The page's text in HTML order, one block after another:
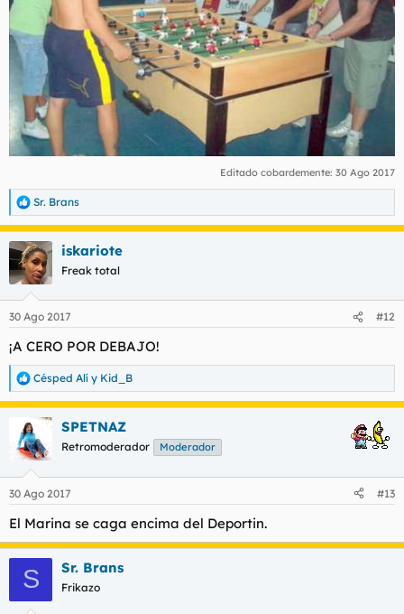
Editado cobardemente: 30 Ago 2017
R
e
a
c
c
i
e
:
Sr. Brans
iskariote
Freak total
30 Ago 2017 #12
¡A CERO POR DEBAJO!
R
e
c
i
e
:
Césped Alí y Kid_B
SPETNAZ
Retromoderador Moderador
30 Ago 2017 #13
El Marina se caga encima del Deportin.
S Sr. Brans
Frikazo